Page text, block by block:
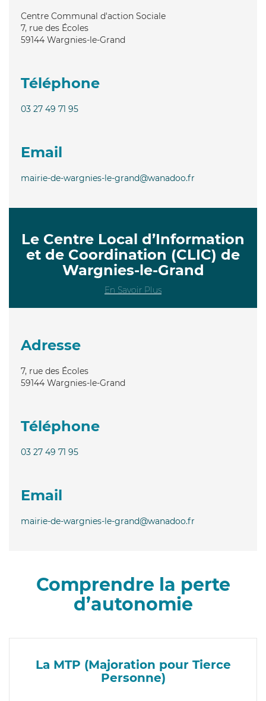
Centre Communal d'action Sociale
7, rue des Écoles
59144 Wargnies-le-Grand
Téléphone
03 27 49 71 95
Email
mairie-de-wargnies-le-grand@wanadoo.fr
Le Centre Local d’Information
et de Coordination (CLIC) de
Wargnies-le-Grand
En Savoir Plus
Adresse
7, rue des Écoles
59144 Wargnies-le-Grand
Téléphone
03 27 49 71 95
Email
mairie-de-wargnies-le-grand@wanadoo.fr
Comprendre la perte
d’autonomie
La MTP (Majoration pour Tierce
Personne)